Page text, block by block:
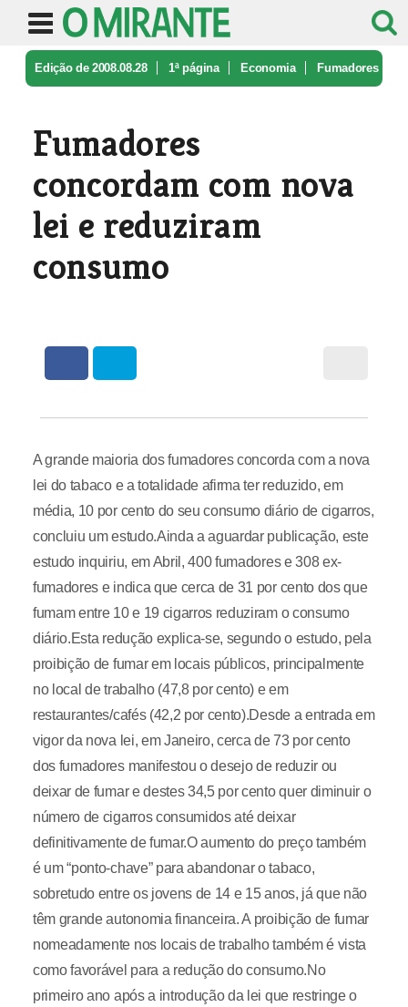
Edição de 2008.08.28 1ª página Economia Fumadores
Fumadores
concordam com nova
lei e reduziram
consumo
A grande maioria dos fumadores concorda com a nova
lei do tabaco e a totalidade afirma ter reduzido, em
média, 10 por cento do seu consumo diário de cigarros,
concluiu um estudo.Ainda a aguardar publicação, este
estudo inquiriu, em Abril, 400 fumadores e 308 ex-
fumadores e indica que cerca de 31 por cento dos que
fumam entre 10 e 19 cigarros reduziram o consumo
diário.Esta redução explica-se, segundo o estudo, pela
proibição de fumar em locais públicos, principalmente
no local de trabalho (47,8 por cento) e em
restaurantes/cafés (42,2 por cento).Desde a entrada em
vigor da nova lei, em Janeiro, cerca de 73 por cento
dos fumadores manifestou o desejo de reduzir ou
deixar de fumar e destes 34,5 por cento quer diminuir o
número de cigarros consumidos até deixar
definitivamente de fumar.O aumento do preço também
é um “ponto-chave” para abandonar o tabaco,
sobretudo entre os jovens de 14 e 15 anos, já que não
têm grande autonomia financeira. A proibição de fumar
nomeadamente nos locais de trabalho também é vista
como favorável para a redução do consumo.No
primeiro ano após a introdução da lei que restringe o